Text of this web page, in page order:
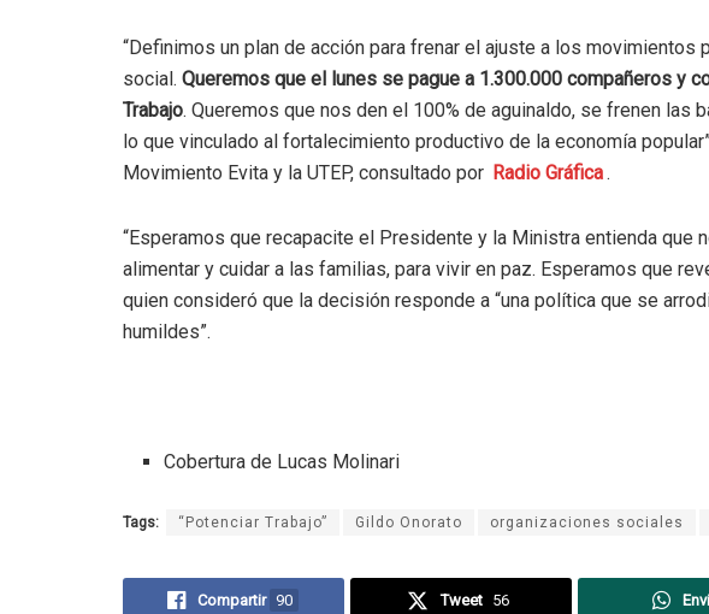
“Definimos un plan de acción para frenar el ajuste a los movimientos
social. Queremos que el lunes se pague a 1.300.000 compañeros y
Trabajo. Queremos que nos den el 100% de aguinaldo, se frenen las
lo que vinculado al fortalecimiento productivo de la economía
Movimiento Evita y la UTEP, consultado por Radio Gráfica .
“Esperamos que recapacite el Presidente y la Ministra entienda que
alimentar y cuidar a las familias, para vivir en paz. Esperamos que
quien consideró que la decisión responde a “una política que se
humildes”.
Cobertura de Lucas Molinari
Tags: “Potenciar Trabajo” Gildo Onorato organizaciones sociales
Compartir 90 Tweet 56